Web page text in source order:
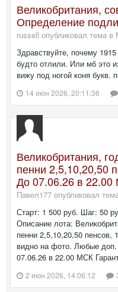
Великобритания,
Определение
russell опубликовал тема в
Здравствуйте, почему
будто отлили. Или мб это
вижу под ногой коня букв.
14 июн 2026, 20:11:36
Великобритания,
пенни 2,5,10,20,50
До 07.06.26 в
Павел177 опубликовал
Старт: 1 500 руб. Шаг: 50
Описание лота:
пенни 2,5,10,20,50 пенсов,
видно на фото. Любые
07.06.26 в 22.00 МСК
2 июн 2026, 14:06:12